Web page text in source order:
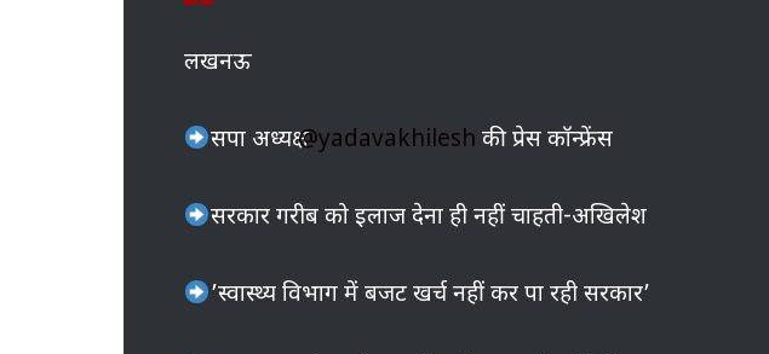
लखनऊ
सपा अध्यक्ष@yadavakhilesh की प्रेस कॉन्फ्रेंस
सरकार गरीब को इलाज देना ही नहीं चाहती-अखिलेश
’स्वास्थ्य विभाग में बजट खर्च नहीं कर पा रही सरकार’